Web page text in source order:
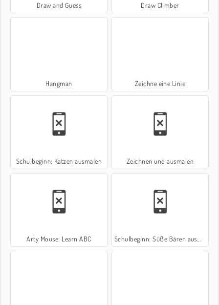
Draw and Guess Draw Climber
Hangman Zeichne eine Linie
Schulbeginn: Katzen ausmalen Zeichnen und ausmalen
Arty Mouse: Learn ABC Schulbeginn: Süße Bären ausmalen